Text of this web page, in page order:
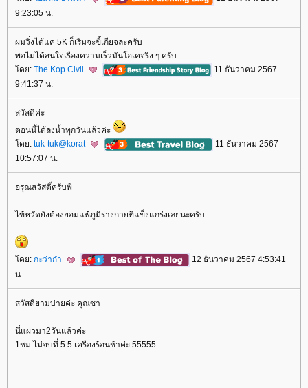
9:23:05 น.
ผมวิ่งได้แค่ 5K ก็เริ่มจะขี้เกียจละครับ
พอไม่ได้สนใจเรื่องความเร็วมันโอเคจริง ๆ ครับ
ดย: The Kop Civil
11 ธันวาคม 2567
9:41:37 น.
สวัสดีค่ะ
ตอนนี้ได้ลงน้ำทุกวันแล้วค่ะ
ดย: tuk-tuk@korat
11 ธันวาคม 2567
10:57:07 น.
อรุณสวัสดิ์ครับพี่
ไข้หวัดยังต้องยอมแพ้ภูมิร่างกายที่แข็งแกร่งเลยนะครับ
ดย: กะว่าก๋า
12 ธันวาคม 2567 4:53:41
น.
สวัสดียามบ่ายค่ะ คุณซา
นี่แผ่วมา2วันแล้วค่ะ
1ชม.ไม่จบที่ 5.5 เครื่องร้อนช้าค่ะ 55555